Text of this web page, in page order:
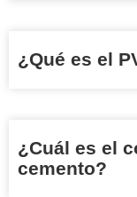
¿Qué es el
¿Cuál es el
cemento?